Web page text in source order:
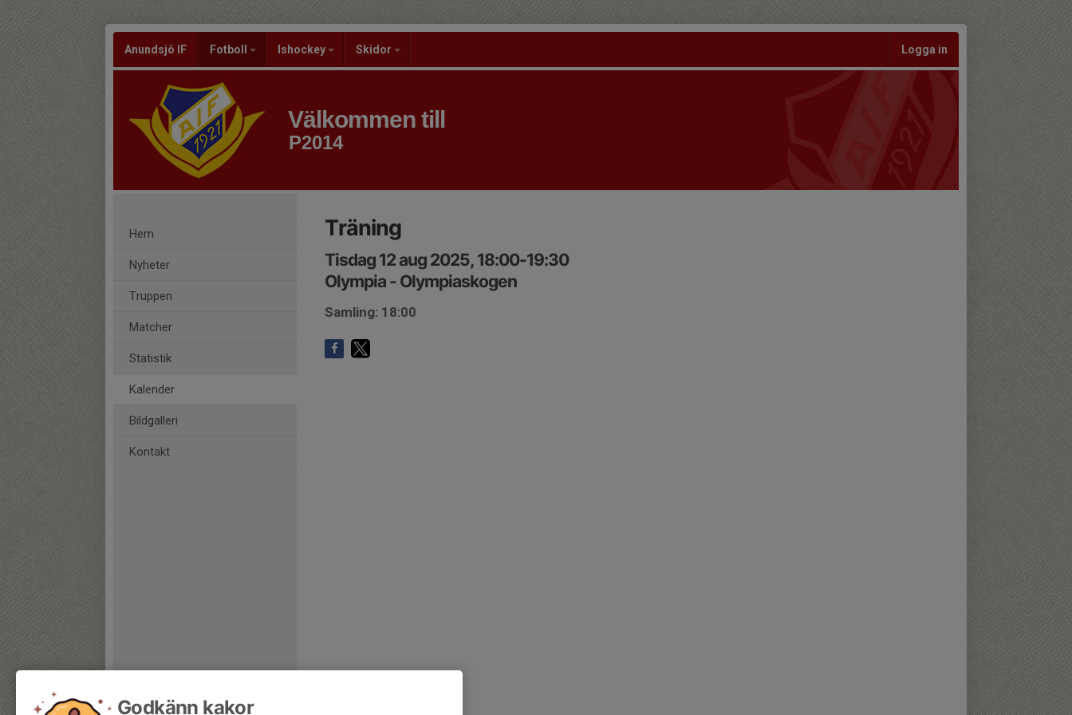
Anundsjö IF Fotboll Ishockey Skidor Logga in
Välkommen till
P2014
Hem
Nyheter
Truppen
Matcher
Statistik
Kalender
Bildgalleri
Kontakt
Träning
Tisdag 12 aug 2025, 18:00-19:30
Olympia - Olympiaskogen
Samling: 18:00
Godkänn kakor